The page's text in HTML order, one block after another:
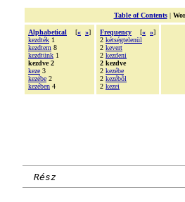
Table of Contents|
Alphabetical [« »]
kezdték 1
kezdtem 8
kezdtünk 1
kezdve 2
keze 3
kezébe 2
kezében 4
Frequency [« »]
2 kétségtelenül
2 kevert
2 kezdeni
2 kezdve
2 kezébe
2 kezébõl
2 kezei
Rész